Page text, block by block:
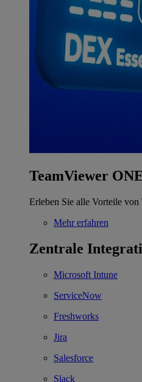
TeamViewer
Erleben Sie alle Vorteile
Mehr erfahren
Zentrale
Microsoft Intune
ServiceNow
Freshworks
Jira
Salesforce
Slack